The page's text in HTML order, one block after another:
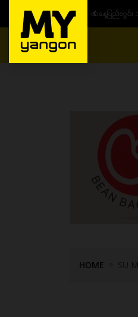
ယနေ့ပြည်တွ
HOME SU